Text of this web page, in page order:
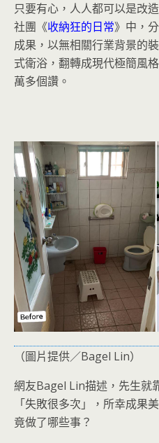
只要有心，人人都可以是改
社團《收納狂的日常》中，
成果，以無相關行業背景的
式衛浴，翻轉成現代極簡風
萬多個讚。
（圖片提供／Bagel Lin）
網友Bagel Lin描述，先生就
「失敗很多次」，所幸成果
竟做了哪些事？